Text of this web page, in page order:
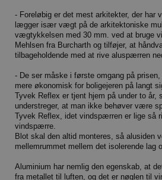
- Foreløbig er det mest arkitekter, der har
lægger især vægt på de arkitektoniske
vægtykkelsen med 30 mm. ved at bruge
Mehlsen fra Burcharth og tilføjer, at
tilbageholdende med at rive aluspærren
- De ser måske i første omgang på
mere økonomisk for boligejeren på langt
Tyvek Reflex er tjent hjem på under to år,
understreger, at man ikke behøver være
Tyvek Reflex, idet vindspærren er lige så
vindspærre.
Blot skal den altid monteres, så alusiden
mellemrummet mellem det isolerende lag
Aluminium har nemlig den egenskab, at
fra metallet til luften, og det er nøglen til